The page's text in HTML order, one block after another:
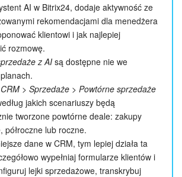
AI w Bitrix24, dodaje aktywność ze
rekomendacjami dla menedżera
klientowi i jak najlepiej
rozmowę.
z AI są dostępne nie we
CRM > Sprzedaże > Powtórne sprzedaże
jakich scenariuszy będą
tworzone powtórne deale: zakupy
półroczne lub roczne.
dane w CRM, tym lepiej działa ta
wypełniaj formularze klientów i
lejki sprzedażowe, transkrybuj